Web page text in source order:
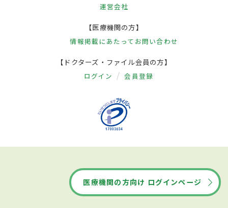
運営会社
【医療機関の方】
情報掲載にあたって お問い合わせ
【ドクターズ・ファイル会員の方】
ログイン 会員登録
医療機関の方向け ログインページ